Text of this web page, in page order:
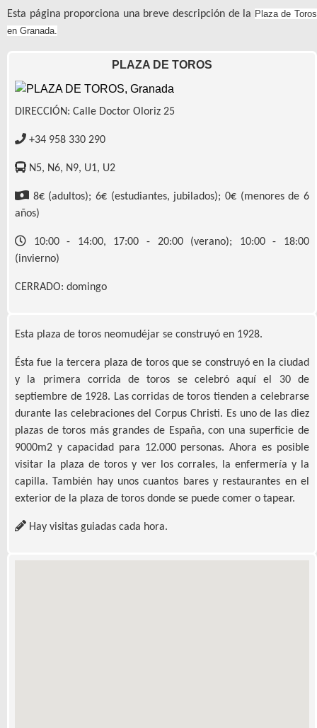
Esta página proporciona una breve descripción de la Plaza de Toros
en Granada.
PLAZA DE TOROS
DIRECCIÓN: Calle Doctor Oloriz 25
+34 958 330 290
N5, N6, N9, U1, U2
8€ (adultos); 6€ (estudiantes, jubilados); 0€ (menores de 6
años)
10:00 - 14:00, 17:00 - 20:00 (verano); 10:00 - 18:00
(invierno)
CERRADO: domingo
Esta plaza de toros neomudéjar se construyó en 1928.
Ésta fue la tercera plaza de toros que se construyó en la ciudad
y la primera corrida de toros se celebró aquí el 30 de
septiembre de 1928. Las corridas de toros tienden a celebrarse
durante las celebraciones del Corpus Christi. Es uno de las diez
plazas de toros más grandes de España, con una superficie de
9000m2 y capacidad para 12.000 personas. Ahora es posible
visitar la plaza de toros y ver los corrales, la enfermería y la
capilla. También hay unos cuantos bares y restaurantes en el
exterior de la plaza de toros donde se puede comer o tapear.
Hay visitas guiadas cada hora.